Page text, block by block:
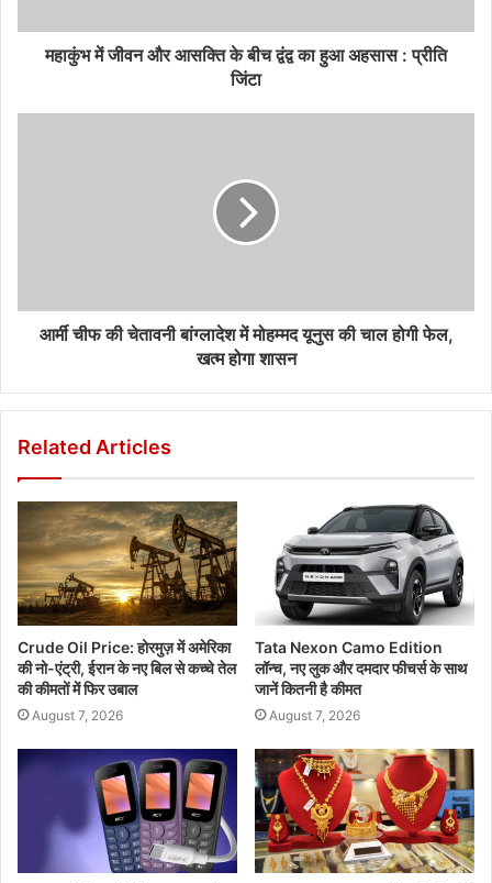
महाकुंभ में जीवन और आसक्ति के बीच द्वंद्व का हुआ अहसास : प्रीति
जिंटा
आर्मी चीफ की चेतावनी बांग्लादेश में मोहम्मद यूनुस की चाल होगी फेल,
खत्‍म होगा शासन
Related Articles
Crude Oil Price: होरमुज़ में अमेरिका
की नो-एंट्री, ईरान के नए बिल से कच्चे तेल
की कीमतों में फिर उबाल
August 7, 2026
Tata Nexon Camo Edition
लॉन्च, नए लुक और दमदार फीचर्स के साथ
जानें कितनी है कीमत
August 7, 2026